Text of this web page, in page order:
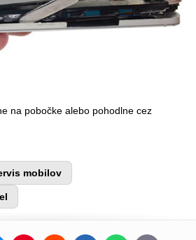
na pobočke alebo pohodlne cez
mobilov